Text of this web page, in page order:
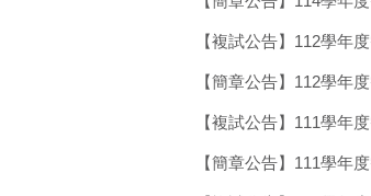
【複試公告】112學年
【簡章公告】112學年
【複試公告】111學年
【簡章公告】111學年